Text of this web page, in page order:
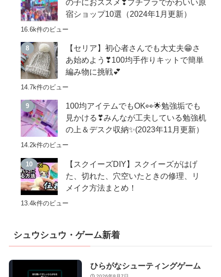
の子におススメ❣プチプラでかわいい原
宿ショップ10選（2024年1月更新）
16.6k件のビュー
【セリア】初心者さんでも大丈夫😁さ
あ始めよう❣100均手作りキットで簡単
編み物に挑戦💕
14.7k件のビュー
100均アイテムでもOK👀🌟勉強垢でも
見かける❣みんなが工夫している勉強机
の上＆デスク収納✨(2023年11月更新）
14.2k件のビュー
【スクイーズDIY】スクイーズがはげ
た、切れた、穴空いたときの修理、リ
メイク方法まとめ！
13.4k件のビュー
シュウシュウ・ゲーム新着
ひらがなシューティングゲーム